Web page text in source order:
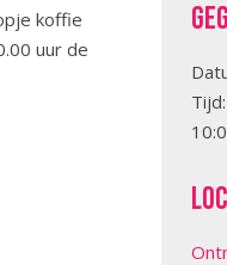
koffie
uur de
Tijd: